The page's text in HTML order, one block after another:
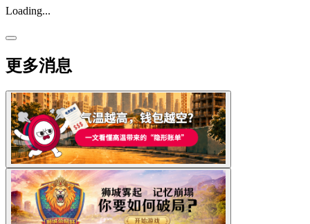
Loading...
更多消息